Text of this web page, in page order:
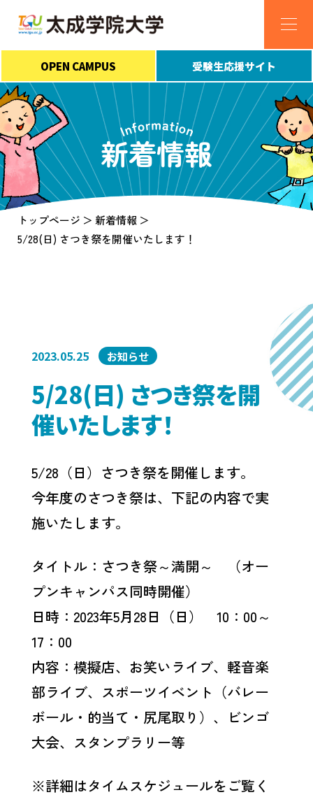
OPEN CAMPUS 受験生応援サイト
新着情報
トップページ
新着情報
5/28(日) さつき祭を開催いたします！
2023.05.25 お知らせ
5/28(日) さつき祭を開
催いたします！
5/28（日）さつき祭を開催します。
今年度のさつき祭は、下記の内容で実
施いたします。
タイトル：さつき祭～満開～ （オー
プンキャンパス同時開催）
日時：2023年5月28日（日） 10：00～
17：00
内容：模擬店、お笑いライブ、軽音楽
部ライブ、スポーツイベント（バレー
ボール・的当て・尻尾取り）、ビンゴ
大会、スタンプラリー等
※詳細はタイムスケジュールをご覧く